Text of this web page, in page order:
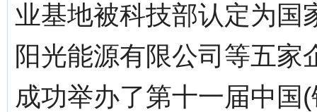
业基地被科技部认定为国
阳光能源有限公司等五
成功举办了第十一届中国